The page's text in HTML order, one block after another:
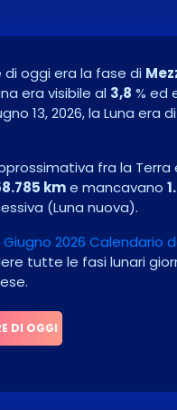
di oggi era la fase di
era visibile al 3,8 % ed
13, 2026, la Luna era di
fra la Terra
kme mancavano
(Luna nuova).
Giugno 2026 Calendario
tutte le fasi lunari
DI OGGI